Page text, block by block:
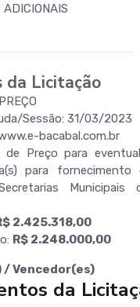
ADICIONAIS
da Licitação
Sessão: 31/03/2023
bacabal.com.br
de Preço para
para fornecimento
Municipais
2.425.318,00
R$ 2.248.000,00
Vencedor(es)
da